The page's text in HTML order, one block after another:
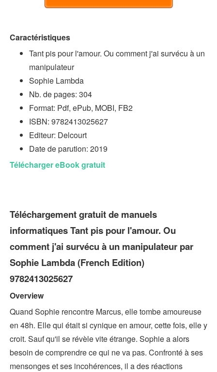
Caractéristiques
Tant pis pour l'amour. Ou comment j'ai survécu à un
manipulateur
Sophie Lambda
Nb. de pages: 304
Format: Pdf, ePub, MOBI, FB2
ISBN: 9782413025627
Editeur: Delcourt
Date de parution: 2019
Télécharger eBook gratuit
Téléchargement gratuit de manuels
informatiques Tant pis pour l'amour. Ou
comment j'ai survécu à un manipulateur par
Sophie Lambda (French Edition)
9782413025627
Overview
Quand Sophie rencontre Marcus, elle tombe amoureuse
en 48h. Elle qui était si cynique en amour, cette fois, elle y
croit. Sauf qu'il se révèle vite étrange. Sophie a alors
besoin de comprendre ce qui ne va pas. Confronté à ses
mensonges et ses incohérences, il a des réactions